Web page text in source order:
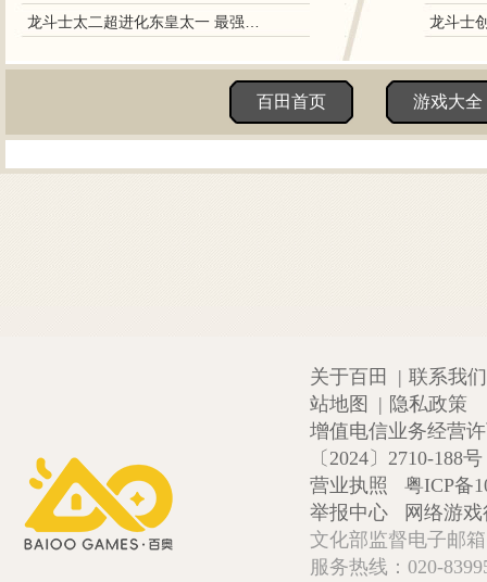
龙斗士太二超进化东皇太一 最强致命守护神
百田首页 游戏大全
关于百田 | 联系我们
站地图
| 隐私政策
增值电信业务经营
〔2024〕2710-188号
营业执照
粤ICP备
举报中心
网络游
文化部监督电子邮
服务热线：020-